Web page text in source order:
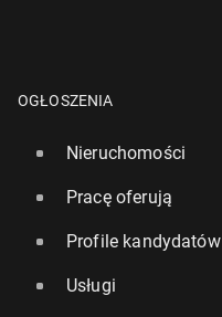
OGŁOSZENIA
Nieruchomości
Pracę oferują
Profile kandydatów
Usługi